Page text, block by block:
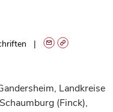
Landkreise
(Finck),